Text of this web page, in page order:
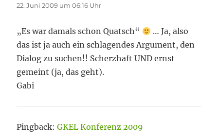
22. Juni 2009 um 06:16 Uhr
„Es war damals schon Quatsch“
… Ja, also
das ist ja auch ein schlagendes Argument, den
Dialog zu suchen!! Scherzhaft UND ernst
gemeint (ja, das geht).
Gabi
Pingback:GKEL Konferenz 2009